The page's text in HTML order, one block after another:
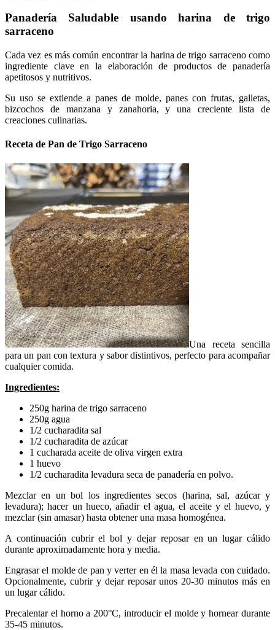
Panadería Saludable usando harina de trigo
sarraceno
Cada vez es más común encontrar la harina de trigo sarraceno como
ingrediente clave en la elaboración de productos de panadería
apetitosos y nutritivos.
Su uso se extiende a panes de molde, panes con frutas, galletas,
bizcochos de manzana y zanahoria, y una creciente lista de
creaciones culinarias.
Receta de Pan de Trigo Sarraceno
Una receta sencilla
para un pan con textura y sabor distintivos, perfecto para acompañar
cualquier comida.
Ingredientes:
250g harina de trigo sarraceno
250g agua
1/2 cucharadita sal
1/2 cucharadita de azúcar
1 cucharada aceite de oliva virgen extra
1 huevo
1/2 cucharadita levadura seca de panadería en polvo.
Mezclar en un bol los ingredientes secos (harina, sal, azúcar y
levadura); hacer un hueco, añadir el agua, el aceite y el huevo, y
mezclar (sin amasar) hasta obtener una masa homogénea.
A continuación cubrir el bol y dejar reposar en un lugar cálido
durante aproximadamente hora y media.
Engrasar el molde de pan y verter en él la masa levada con cuidado.
Opcionalmente, cubrir y dejar reposar unos 20-30 minutos más en
un lugar cálido.
Precalentar el horno a 200°C, introducir el molde y hornear durante
35-45 minutos.